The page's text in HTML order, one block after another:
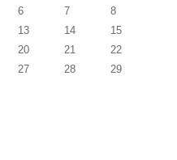
6 7
8
13 14
15
20 21
22
27 28
29